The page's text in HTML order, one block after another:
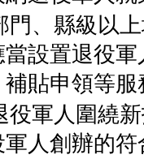
門、縣級以
設置退役
貼申領等服
役軍人圍繞
人創辦的